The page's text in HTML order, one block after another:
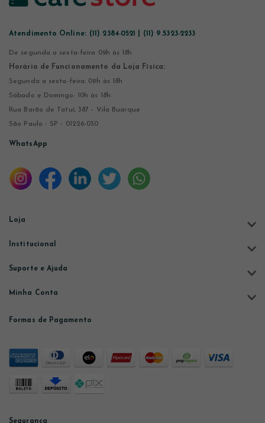
Atendimento Online: (11) 2384-0521 | (11) 9.5323-2233
De segunda a sexta-feira 09h às 18h
Horário de Funcionamento da Loja Física:
Segunda a sexta-feira: 09h às 18h
Sábado e Domingo: 10h às 18h
Rua Barão de Tatuí, 387 - Vila Buarque
São Paulo - SP - 01226-030
WhatsApp
Loja
Institucional
Suporte e Ajuda
Minha Conta
Formas de Pagamento
Segurança